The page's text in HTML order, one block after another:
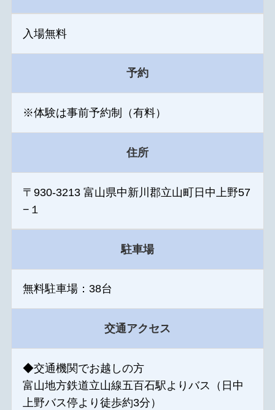
入場無料
予約
※体験は事前予約制（有料）
住所
〒930-3213 富山県中新川郡立山町日中上野57
−１
駐車場
無料駐車場：38台
交通アクセス
◆交通機関でお越しの方
富山地方鉄道立山線五百石駅よりバス（日中
上野バス停より徒歩約3分）